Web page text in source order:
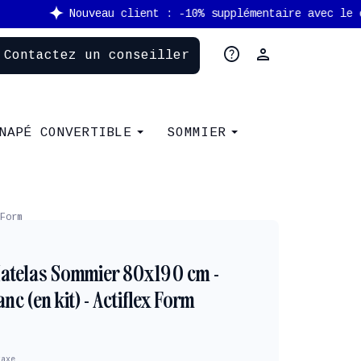
un conseiller help person
CONVERTIBLE SOMMIER
Sommier 80x190 cm -
(en kit) - Actiflex Form